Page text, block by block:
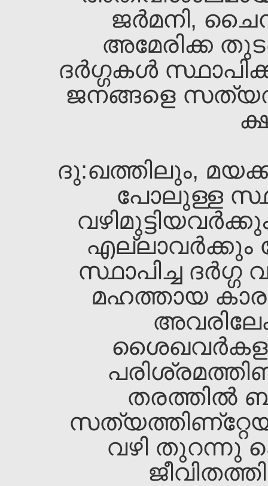
ജര്‍മനി,
അമേരിക്ക
ദര്‍ഗ്ഗകള്‍
ജനങ്ങളെ
ദു:ഖത്തിലും,
പോലുള്ള
എല്ലാവര്‍ക്കും
സ്ഥാപിച്ച
മഹത്തായ
തരത്തില്‍
വഴി തുറന്നു